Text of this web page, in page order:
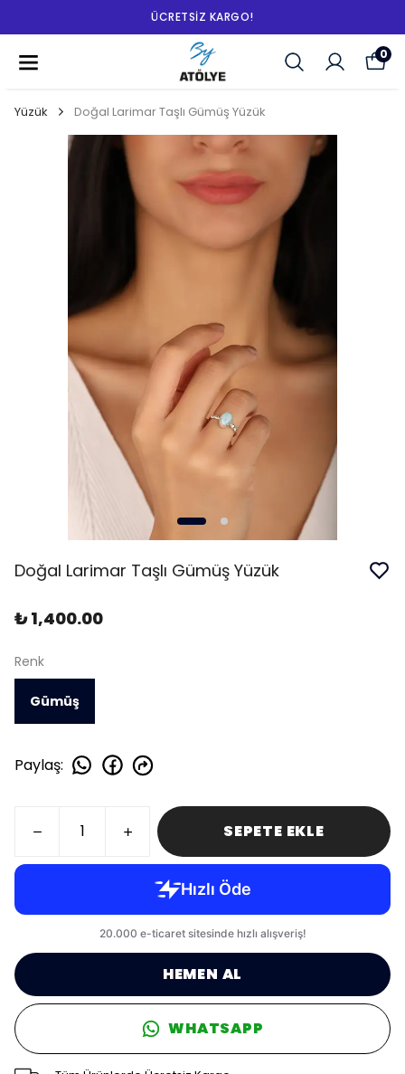
ÜCRETSIZ KARGO!
0
Yüzük Doğal Larimar Taşlı Gümüş Yüzük
Doğal Larimar Taşlı Gümüş Yüzük
₺ 1,400.00
Renk
Gümüş
Paylaş:
SEPETE EKLE
HEMEN AL
WHATSAPP